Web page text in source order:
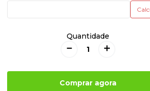
Quantidade
＋
－
Comprar agora